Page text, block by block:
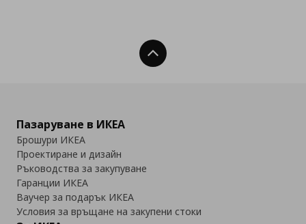
Нагоре
Пазаруване в ИКЕА
Брошури ИКЕА
Проектиране и дизайн
Ръководства за закупуване
Гаранции ИКЕА
Ваучер за подарък ИКЕА
Условия за връщане на закупени стоки